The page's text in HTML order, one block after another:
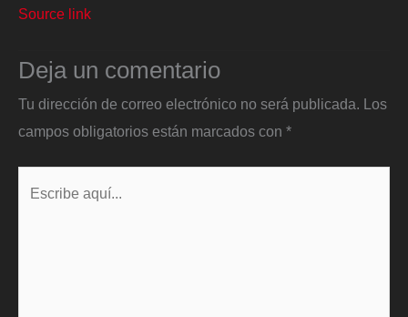
Source link
Deja un comentario
Tu dirección de correo electrónico no será publicada. Los
campos obligatorios están marcados con *